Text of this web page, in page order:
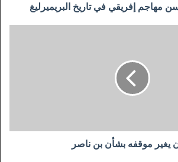
مهاجم إفريقي في تاريخ البريميرليغ
يغير موقفه بشأن بن ناصر